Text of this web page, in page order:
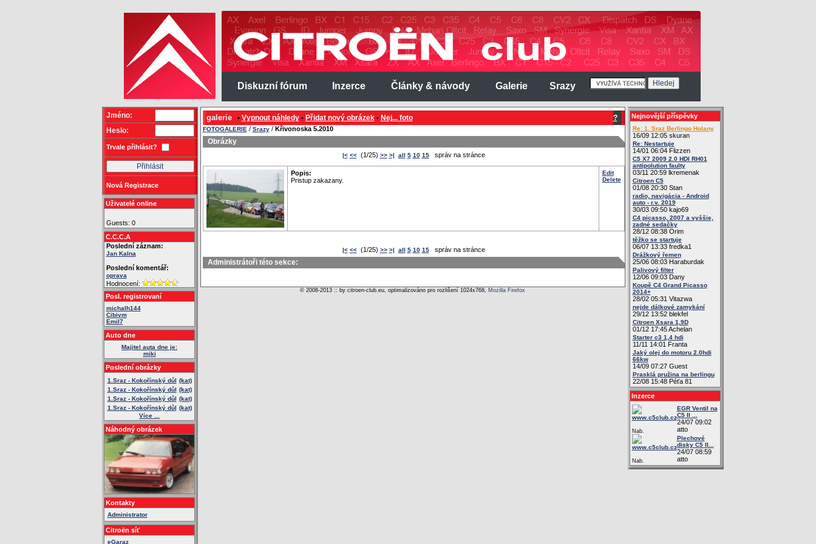
Diskuzní fórum Inzerce Články & návody Galerie Srazy
Jméno:
Heslo:
Trvale přihlásit?
Nová Registrace
Uživatelé online
Guests: 0
C.C.C.A
Poslední záznam:
Jan Kalna
Poslední komentář:
oprava
Hodnocení:
Posl. registrovaní
michalh144
Cibivm
Emil7
Auto dne
Majitel auta dne je:
miki
Poslední obrázky
1.Sraz - Kokořínský důl (kat)
1.Sraz - Kokořínský důl (kat)
1.Sraz - Kokořínský důl (kat)
1.Sraz - Kokořínský důl (kat)
Více ...
Náhodný obrázek
Kontakty
Administrator
Citroën síť
eGaraz
galerie• Vypnout náhledy• Přidat nový obrázek• Nej... foto ?
FOTOGALERIE / Srazy/ Křivonoska 5.2010
Obrázky
|< <<(1/25) >> >| all 5 10 15správ na stránce
Popis:
Pristup zakazany.
Edit
Delete
|< <<(1/25) >> >| all 5 10 15správ na stránce
Administrátoři této sekce:
© 2008-2013 :: by citroen-club.eu, optimalizováno pro rozlišení 1024x768, Mozilla Firefox
Nejnovější příspěvky
Re: 1. Sraz Berlingo Holany
16/09 12:05 skuran
Re: Nestartuje
14/01 06:04 Flizzen
C5 X7 2009 2.0 HDI RH01
antipolution faulty
03/11 20:59 lkremenak
Citroen C5
01/08 20:30 Stan
radio, navigácia - Android
auto - r.v. 2019
30/03 09:50 kajo69
C4 picasso, 2007 a vyššie,
zadné sedačky
28/12 08:38 Orim
těžko se startuje
06/07 13:33 fredka1
Drážkový řemen
25/06 08:03 Haraburdak
Palivový filter
12/06 09:03 Dany
Koupě C4 Grand Picasso
2014+
28/02 05:31 Vitazwa
nejde dálkové zamykání
29/12 13:52 blekfel
Citroen Xsara 1,9D
01/12 17:45 Achelan
Starter c3 1,4 hdi
11/11 14:01 Franta
Jaký olej do motoru 2.0hdi
66kw
14/09 07:27 Guest
Prasklá pružina na berlingu
22/08 15:48 Péťa 81
Inzerce
Nab.
EGR Ventil na
C5 II ...
24/07 09:02
atto
Nab.
Plechové
disky C5 II...
24/07 08:59
atto